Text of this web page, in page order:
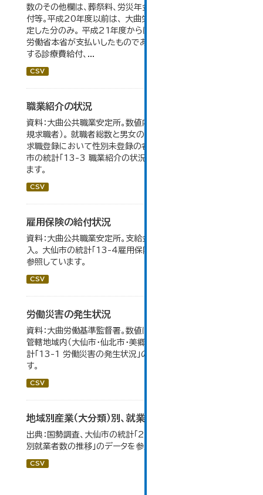
数のその他欄は、葬祭料、労災年金受給者への介護補償給
付等。平成20年度以前は、 大曲労働基準監督署が支給決
定した分のみ。 平成21年度からは、業務集中化により厚生
労働省本省が支払いしたものであり、指定医療機関等に対
する診療費給付、...
CSV
職業紹介の状況
資料：大曲公共職業安定所。数値内の就職率は（就職者/新
規求職者）。 就職者総数と男女の合計が一致しないのは、
求職登録において性別未登録の者も含まれるため。 大仙
市の統計「13-3 職業紹介の状況」のデータを参照してい
ます。
CSV
雇用保険の給付状況
資料：大曲公共職業安定所。支給金額の千円未満は四捨五
入。 大仙市の統計「13-4雇用保険の給付状況」のデータを
参照しています。
CSV
労働災害の発生状況
資料：大曲労働基準監督署。数値は大曲労働基準監督署の
管轄地域内（大仙市・仙北市・美郷町）の合計。 大仙市の統
計「13-1 労働災害の発生状況」のデータを参照していま
す。
CSV
地域別産業（大分類）別、就業者数
出典：国勢調査、大仙市の統計「2-8 地域別産業（大分類）
別就業者数の推移」のデータを参照しています。
CSV